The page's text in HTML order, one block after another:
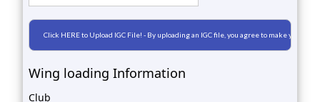
Wing loading Information
Club